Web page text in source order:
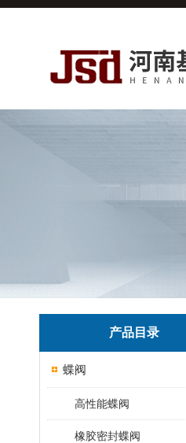
产品目录
蝶阀
高性能蝶阀
橡胶密封蝶阀